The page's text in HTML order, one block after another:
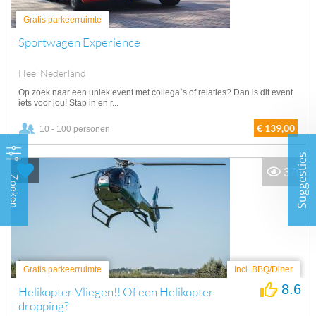
Zoeken
Gratis parkeerruimte
Sportwagen Experience
Heel Nederland
Op zoek naar een uniek event met collega`s of relaties? Dan is dit event
iets voor jou! Stap in en r...
10 - 100 personen € 139,00
Gratis parkeerruimte Incl. BBQ/Diner
Helikopter Vliegen!! Of een Helikopter
dropping?
8.6
370Suggesties